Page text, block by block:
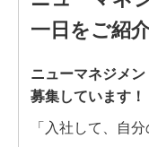
エン
ソ
営
一日をご紹
ニューマネジメ
募集しています！
「入社して、自